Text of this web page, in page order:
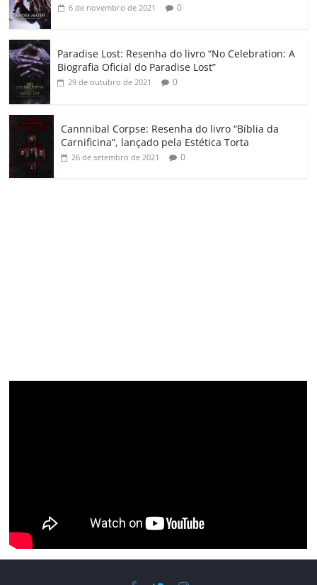
6 de novembro de 2021 0
Paradise Lost: Resenha do livro “No Celebration: A
Biografia Oficial do Paradise Lost”
29 de outubro de 2021 0
Cannnibal Corpse: Resenha do livro “Bíblia da
Carnificina”, lançado pela Estética Torta
26 de setembro de 2021 0